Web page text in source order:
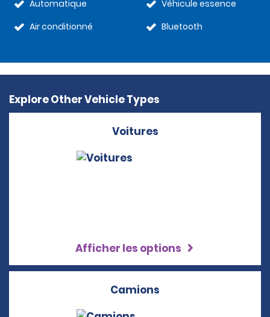
Automatique
Air conditionné
Véhicule essence
Bluetooth
Explore Other Vehicle Types
Voitures
Afficher les options
Camions